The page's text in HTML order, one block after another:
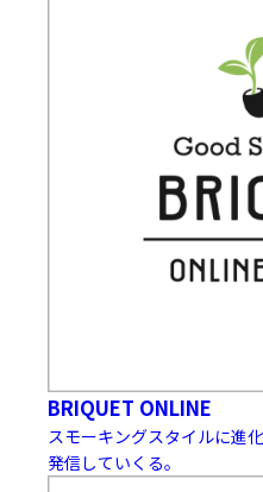
BRIQUET ONLINE
スモーキングスタイルに進
発信していくる。